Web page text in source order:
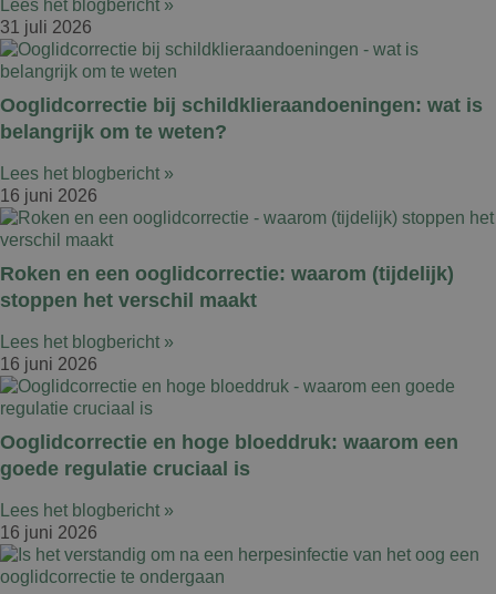
Lees het blogbericht »
31 juli 2026
Ooglidcorrectie bij schildklieraandoeningen: wat is
belangrijk om te weten?
Lees het blogbericht »
16 juni 2026
Roken en een ooglidcorrectie: waarom (tijdelijk)
stoppen het verschil maakt
Lees het blogbericht »
16 juni 2026
Ooglidcorrectie en hoge bloeddruk: waarom een
goede regulatie cruciaal is
Lees het blogbericht »
16 juni 2026